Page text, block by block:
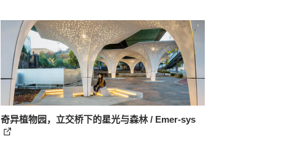
奇异植物园，立交桥下的星光与森林 / Emer-sys